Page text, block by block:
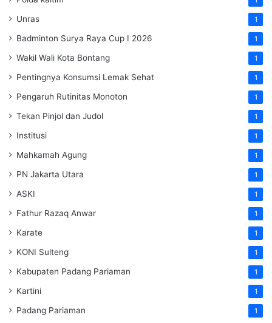
Unras 1
Badminton Surya Raya Cup I 2026 1
Wakil Wali Kota Bontang 1
Pentingnya Konsumsi Lemak Sehat 1
Pengaruh Rutinitas Monoton 1
Tekan Pinjol dan Judol 1
Institusi 1
Mahkamah Agung 1
PN Jakarta Utara 1
ASKI 1
Fathur Razaq Anwar 1
Karate 1
KONI Sulteng 1
Kabupaten Padang Pariaman 1
Kartini 1
Padang Pariaman 1